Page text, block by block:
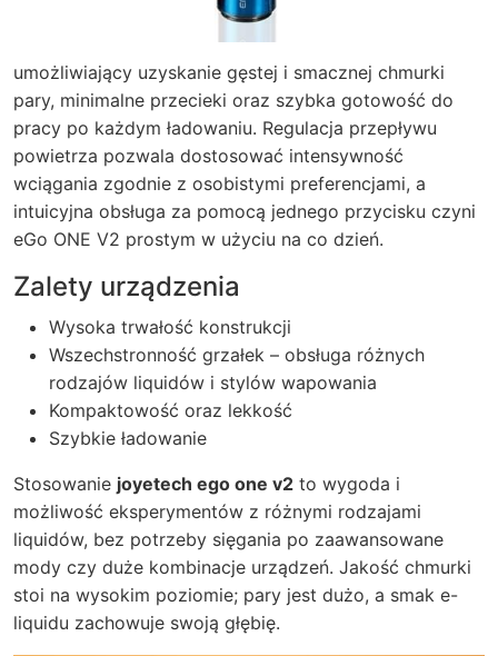
umożliwiający uzyskanie gęstej i smacznej chmurki
pary, minimalne przecieki oraz szybka gotowość do
pracy po każdym ładowaniu. Regulacja przepływu
powietrza pozwala dostosować intensywność
wciągania zgodnie z osobistymi preferencjami, a
intuicyjna obsługa za pomocą jednego przycisku czyni
eGo ONE V2 prostym w użyciu na co dzień.
Zalety urządzenia
Wysoka trwałość konstrukcji
Wszechstronność grzałek – obsługa różnych
rodzajów liquidów i stylów wapowania
Kompaktowość oraz lekkość
Szybkie ładowanie
Stosowanie joyetech ego one v2 to wygoda i
możliwość eksperymentów z różnymi rodzajami
liquidów, bez potrzeby sięgania po zaawansowane
mody czy duże kombinacje urządzeń. Jakość chmurki
stoi na wysokim poziomie; pary jest dużo, a smak e-
liquidu zachowuje swoją głębię.